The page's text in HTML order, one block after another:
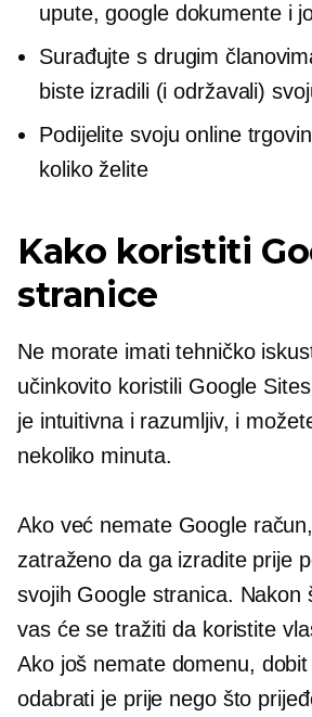
upute, google dokumente i
Surađujte s drugim
biste izradili (i održavali)
Podijelite svoju online
koliko želite
Kako koristiti
stranice
Ne morate imati tehničko
učinkovito koristili Google
je intuitivna i razumljiv, i
nekoliko minuta.
Ako već nemate Google
zatraženo da ga izradite prije
svojih Google stranica. Nakon
vas će se tražiti da koristite
Ako još nemate domenu,
odabrati je prije nego što